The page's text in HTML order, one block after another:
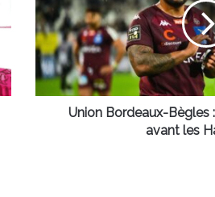
:
de
nouveaux
blessés
avant
les
HarlequinsUnion Bordeaux-Bègles
avant les